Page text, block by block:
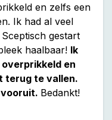
en zelfs een
Ik had al veel
gestart
haalbaar! Ik
en
terug te vallen.
Bedankt!